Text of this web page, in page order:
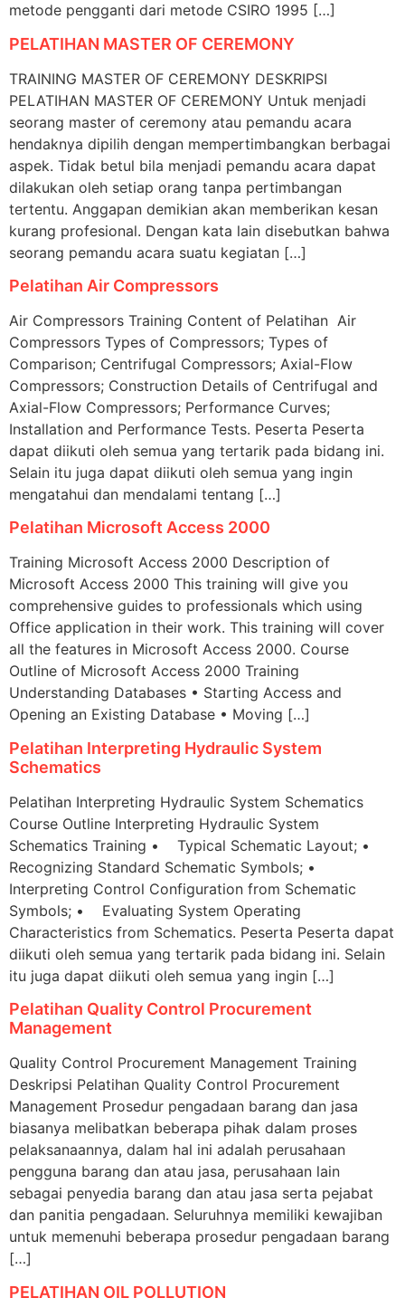
metode pengganti dari metode CSIRO 1995 […]
PELATIHAN MASTER OF CEREMONY
TRAINING MASTER OF CEREMONY DESKRIPSI
PELATIHAN MASTER OF CEREMONY Untuk menjadi
seorang master of ceremony atau pemandu acara
hendaknya dipilih dengan mempertimbangkan berbagai
aspek. Tidak betul bila menjadi pemandu acara dapat
dilakukan oleh setiap orang tanpa pertimbangan
tertentu. Anggapan demikian akan memberikan kesan
kurang profesional. Dengan kata lain disebutkan bahwa
seorang pemandu acara suatu kegiatan […]
Pelatihan Air Compressors
Air Compressors Training Content of Pelatihan Air
Compressors Types of Compressors; Types of
Comparison; Centrifugal Compressors; Axial-Flow
Compressors; Construction Details of Centrifugal and
Axial-Flow Compressors; Performance Curves;
Installation and Performance Tests. Peserta Peserta
dapat diikuti oleh semua yang tertarik pada bidang ini.
Selain itu juga dapat diikuti oleh semua yang ingin
mengatahui dan mendalami tentang […]
Pelatihan Microsoft Access 2000
Training Microsoft Access 2000 Description of
Microsoft Access 2000 This training will give you
comprehensive guides to professionals which using
Office application in their work. This training will cover
all the features in Microsoft Access 2000. Course
Outline of Microsoft Access 2000 Training
Understanding Databases • Starting Access and
Opening an Existing Database • Moving […]
Pelatihan Interpreting Hydraulic System
Schematics
Pelatihan Interpreting Hydraulic System Schematics
Course Outline Interpreting Hydraulic System
Schematics Training • Typical Schematic Layout; •
Recognizing Standard Schematic Symbols; •
Interpreting Control Configuration from Schematic
Symbols; • Evaluating System Operating
Characteristics from Schematics. Peserta Peserta dapat
diikuti oleh semua yang tertarik pada bidang ini. Selain
itu juga dapat diikuti oleh semua yang ingin […]
Pelatihan Quality Control Procurement
Management
Quality Control Procurement Management Training
Deskripsi Pelatihan Quality Control Procurement
Management Prosedur pengadaan barang dan jasa
biasanya melibatkan beberapa pihak dalam proses
pelaksanaannya, dalam hal ini adalah perusahaan
pengguna barang dan atau jasa, perusahaan lain
sebagai penyedia barang dan atau jasa serta pejabat
dan panitia pengadaan. Seluruhnya memiliki kewajiban
untuk memenuhi beberapa prosedur pengadaan barang
[…]
PELATIHAN OIL POLLUTION